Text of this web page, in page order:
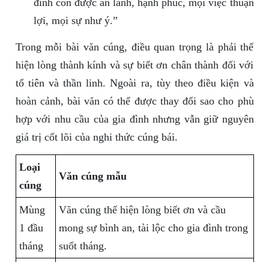
đình con được an lành, hạnh phúc, mọi việc thuận
lợi, mọi sự như ý.”
Trong mỗi bài văn cúng, điều quan trọng là phải thể
hiện lòng thành kính và sự biết ơn chân thành đối với
tổ tiên và thần linh. Ngoài ra, tùy theo điều kiện và
hoàn cảnh, bài văn có thể được thay đổi sao cho phù
hợp với nhu cầu của gia đình nhưng vẫn giữ nguyên
giá trị cốt lõi của nghi thức cúng bái.
Loại
cúng
Văn cúng mẫu
Mùng
1 đầu
tháng
Văn cúng thể hiện lòng biết ơn và cầu
mong sự bình an, tài lộc cho gia đình trong
suốt tháng.